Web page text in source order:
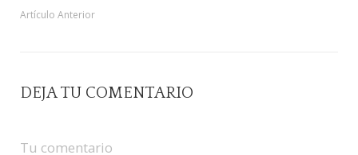
Artículo Anterior
DEJA TU COMENTARIO